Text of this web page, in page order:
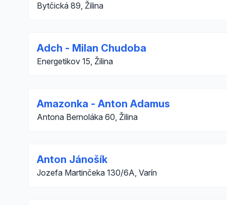
Bytčická 89, Žilina
Adch - Milan Chudoba
Energetikov 15, Žilina
Amazonka - Anton Adamus
Antona Bernoláka 60, Žilina
Anton Jánošík
Jozefa Martinčeka 130/6A, Varín